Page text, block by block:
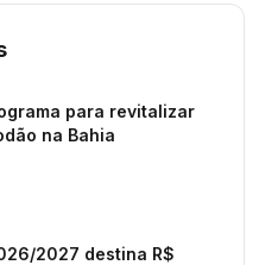
para revitalizar
na Bahia
2027 destina R$